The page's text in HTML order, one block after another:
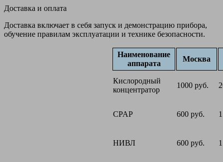
Доставка и оплата
Доставка включает в себя запуск и демонстрацию прибора,
обучение правилам эксплуатации и технике безопасности.
Наименование
аппарата
Москва
Кислородный
концентратор
1000 руб.
CPAP 600 руб.
НИВЛ 600 руб.